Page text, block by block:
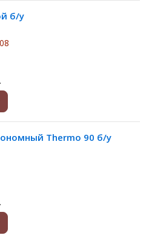
б/у
Thermo 90 б/у